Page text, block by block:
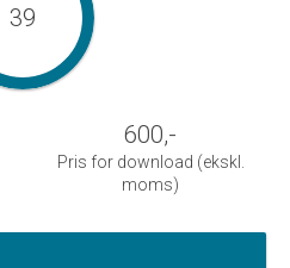
39
600,-
Pris for download (ekskl.
moms)